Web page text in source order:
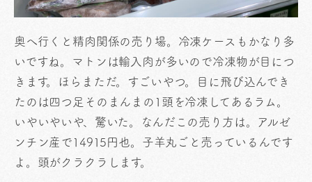
奥へ行くと精肉関係の売り場。冷凍ケースもかなり多
いですね。マトンは輸入肉が多いので冷凍物が目につ
きます。ほらまただ。すごいやつ。目に飛び込んでき
たのは四つ足そのまんまの1頭を冷凍してあるラム。
いやいやいや、驚いた。なんだこの売り方は。アルゼ
ンチン産で14915円也。子羊丸ごと売っているんです
よ。頭がクラクラします。